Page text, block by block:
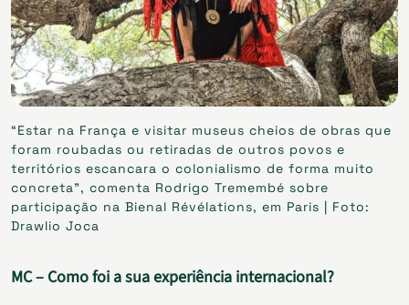
“Estar na França e visitar museus cheios de obras que
foram roubadas ou retiradas de outros povos e
territórios escancara o colonialismo de forma muito
concreta”, comenta Rodrigo Tremembé sobre
participação na Bienal Révélations, em Paris | Foto:
Drawlio Joca
MC – Como foi a sua experiência internacional?